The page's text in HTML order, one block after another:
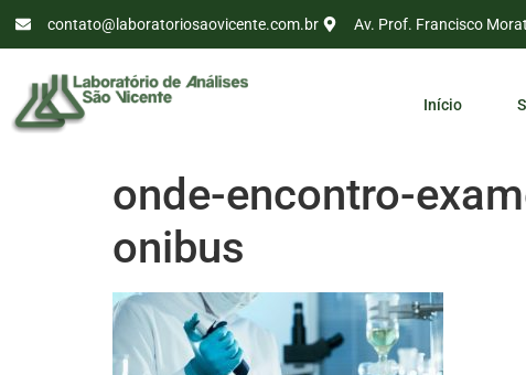
contato@laboratoriosaovicente.com.br Av. Prof. Francisco
Início
onde-encontro-
onibus